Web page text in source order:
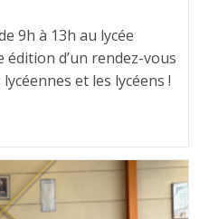
9h à 13h au lycée
d’un rendez-vous
et les lycéens !